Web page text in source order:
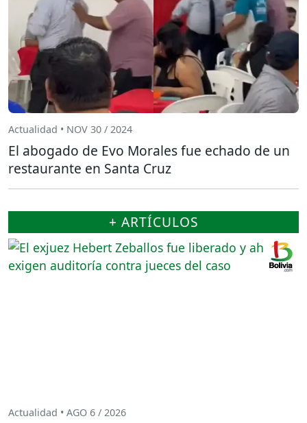
Actualidad • NOV 30 / 2024
El abogado de Evo Morales fue echado de un
restaurante en Santa Cruz
+ ARTÍCULOS
Actualidad • AGO 6 / 2026